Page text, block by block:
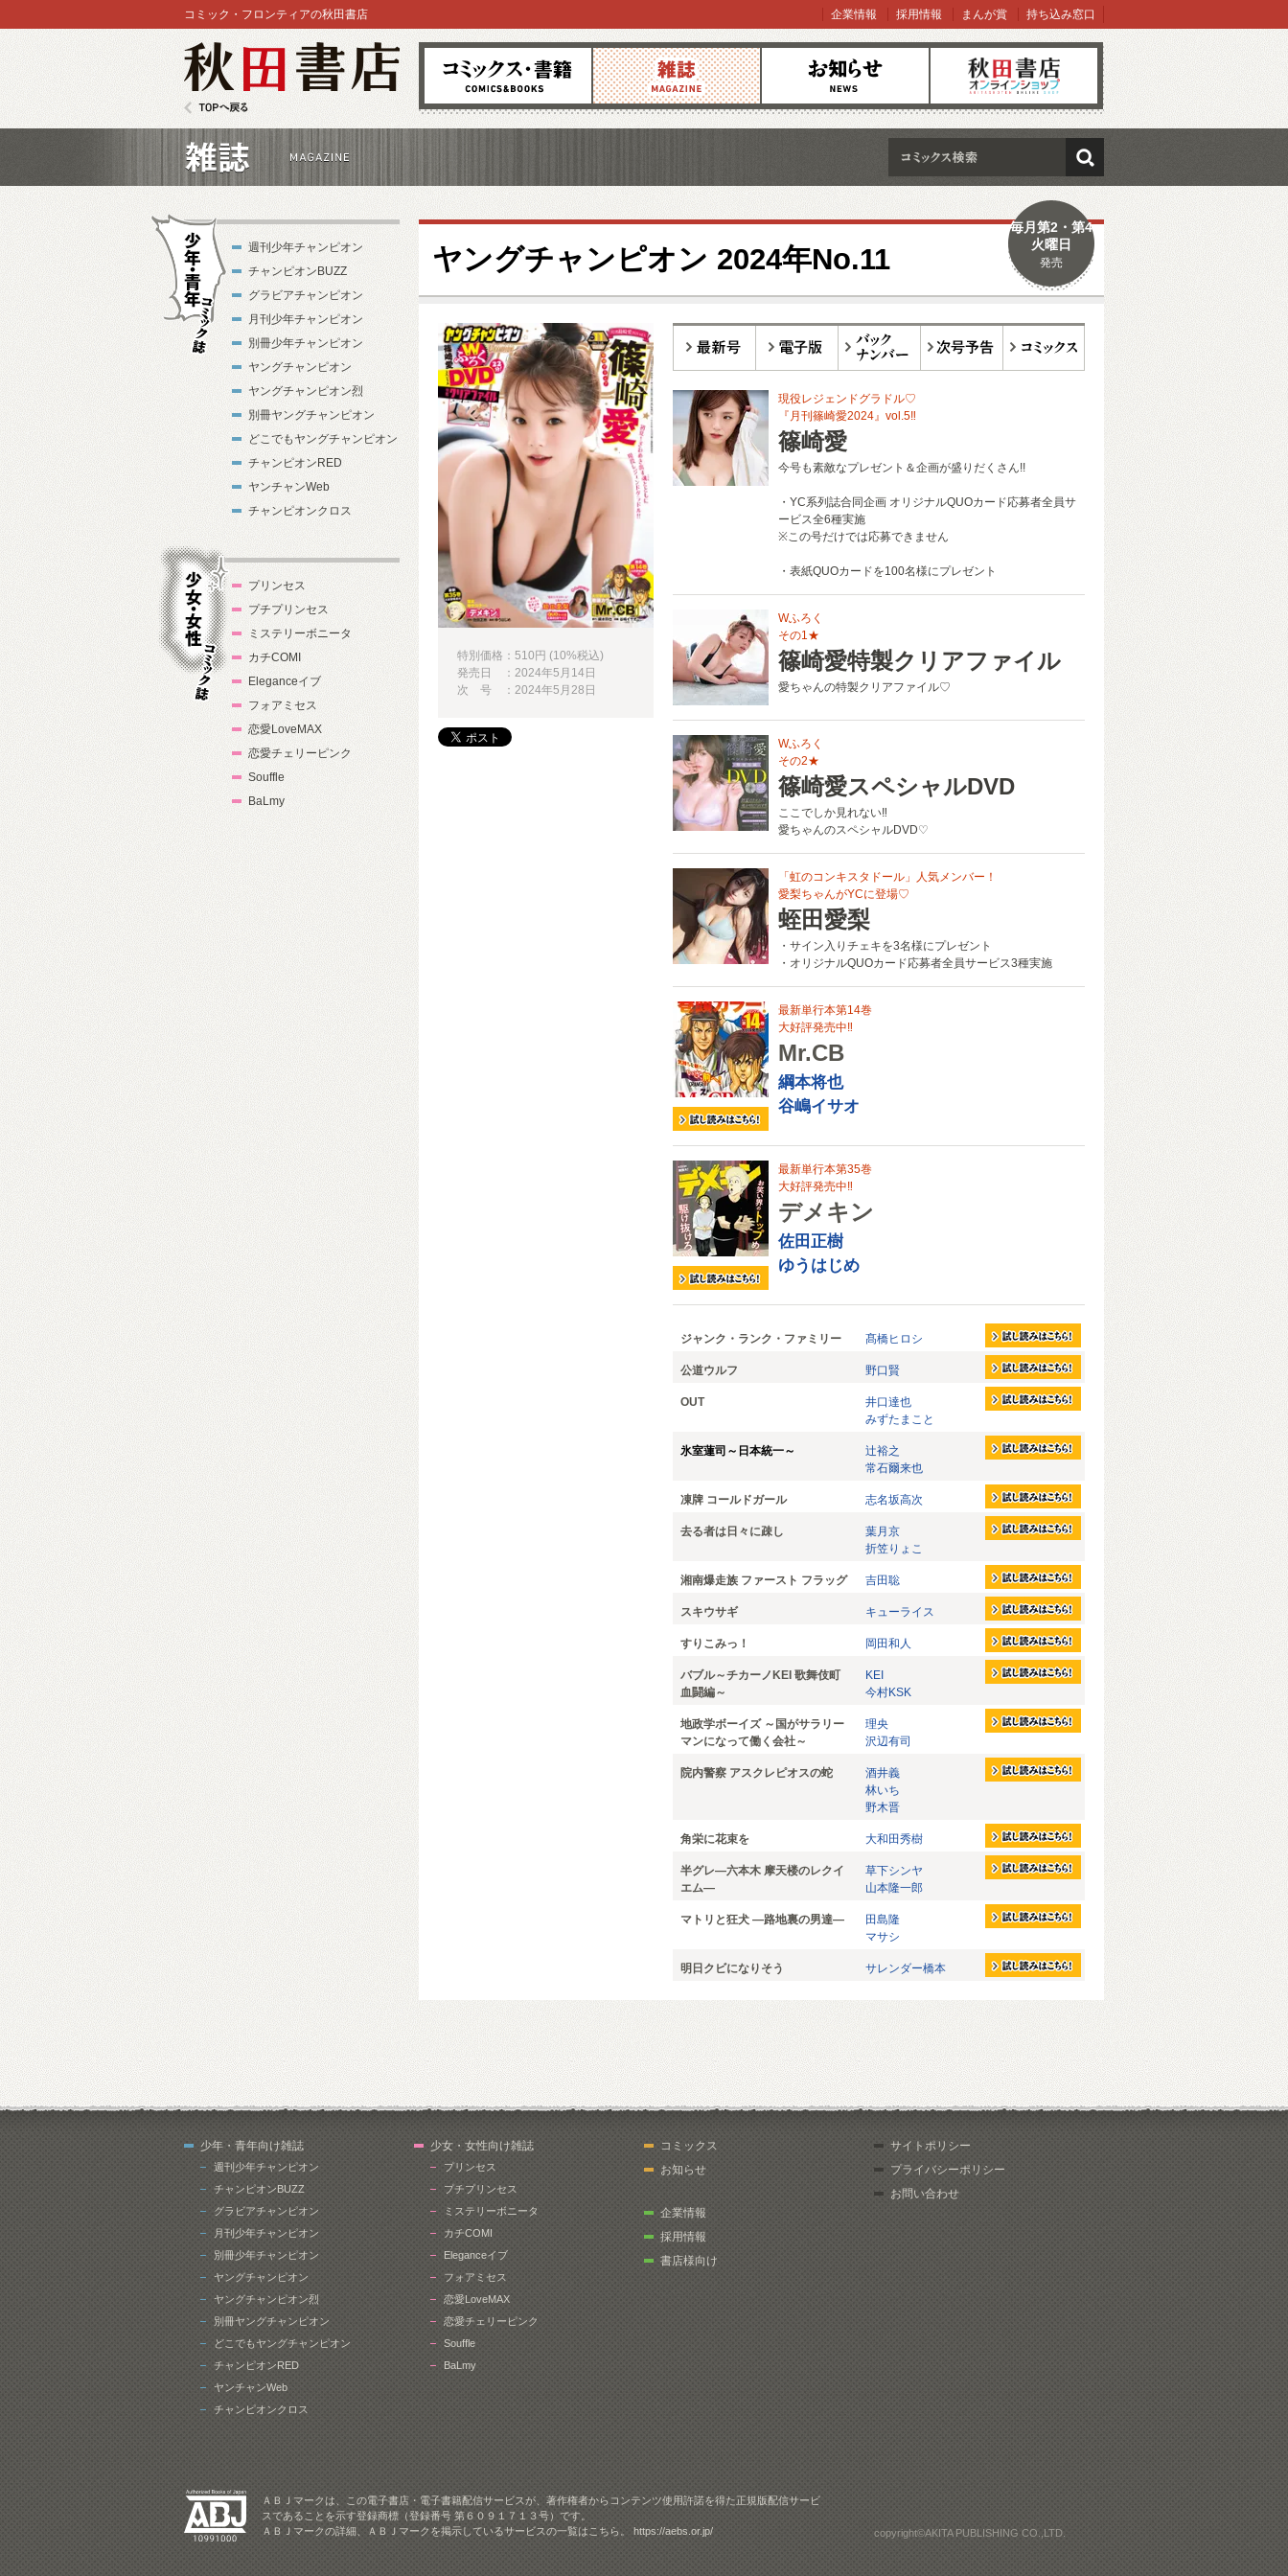
コミックス 雑誌 お知らせ オンラインショップ
コミック・フロンティアの秋田書店 企業情報 採用情報 まんが賞 持ち込み窓口
検索
ヤングチャンピオン 2024年No.11
毎月第2・第4
火曜日
発売
現役レジェンドグラドル♡
『月刊篠崎愛2024』vol.5‼
篠崎愛
今号も素敵なプレゼント＆企画が盛りだくさん!!
・YC系列誌合同企画 オリジナルQUOカード応募者全員サ
ービス全6種実施
※この号だけでは応募できません
・表紙QUOカードを100名様にプレゼント
Wふろく
その1★
篠崎愛特製クリアファイル
愛ちゃんの特製クリアファイル♡
Wふろく
その2★
篠崎愛スペシャルDVD
ここでしか見れない‼
愛ちゃんのスペシャルDVD♡
「虹のコンキスタドール」人気メンバー！
愛梨ちゃんがYCに登場♡
蛭田愛梨
・サイン入りチェキを3名様にプレゼント
・オリジナルQUOカード応募者全員サービス3種実施
最新単行本第14巻
大好評発売中‼
Mr.CB
綱本将也
谷嶋イサオ
最新単行本第35巻
大好評発売中‼
デメキン
佐田正樹
ゆうはじめ
ジャンク・ランク・ファミリー 髙橋ヒロシ
公道ウルフ 野口賢
OUT
井口達也
みずたまこと
氷室蓮司～日本統一～
辻裕之
常石爾来也
凍牌 コールドガール 志名坂高次
去る者は日々に疎し
葉月京
折笠りょこ
湘南爆走族 ファースト フラッグ 吉田聡
スキウサギ キューライス
すりこみっ！ 岡田和人
バブル～チカーノKEI 歌舞伎町
血闘編～
KEI
今村KSK
地政学ボーイズ ～国がサラリー
マンになって働く会社～
理央
沢辺有司
院内警察 アスクレピオスの蛇
酒井義
林いち
野木晋
角栄に花束を 大和田秀樹
半グレ―六本木 摩天楼のレクイ
エム―
草下シンヤ
山本隆一郎
マトリと狂犬 ―路地裏の男達―
田島隆
マサシ
明日クビになりそう サレンダー橋本
特別価格：510円 (10%税込)
発売日 ：2024年5月14日
次 号 ：2024年5月28日
週刊少年チャンピオン
チャンピオンBUZZ
グラビアチャンピオン
月刊少年チャンピオン
別冊少年チャンピオン
ヤングチャンピオン
ヤングチャンピオン烈
別冊ヤングチャンピオン
どこでもヤングチャンピオン
チャンピオンRED
ヤンチャンWeb
チャンピオンクロス
プリンセス
プチプリンセス
ミステリーボニータ
カチCOMI
Eleganceイブ
フォアミセス
恋愛LoveMAX
恋愛チェリーピンク
Souffle
BaLmy
少年・青年向け雑誌
週刊少年チャンピオン
チャンピオンBUZZ
グラビアチャンピオン
月刊少年チャンピオン
別冊少年チャンピオン
ヤングチャンピオン
ヤングチャンピオン烈
別冊ヤングチャンピオン
どこでもヤングチャンピオン
チャンピオンRED
ヤンチャンWeb
チャンピオンクロス
少女・女性向け雑誌
プリンセス
プチプリンセス
ミステリーボニータ
カチCOMI
Eleganceイブ
フォアミセス
恋愛LoveMAX
恋愛チェリーピンク
Souffle
BaLmy
コミックス
お知らせ
企業情報
採用情報
書店様向け
サイトポリシー
プライバシーポリシー
お問い合わせ
ＡＢＪマークは、この電子書店・電子書籍配信サービスが、著作権者からコンテンツ使用許諾を得た正規版配信サービ
スであることを示す登録商標（登録番号 第６０９１７１３号）です。
ＡＢＪマークの詳細、ＡＢＪマークを掲示しているサービスの一覧はこちら。https://aebs.or.jp/ copyright©AKITA PUBLISHING CO.,LTD.